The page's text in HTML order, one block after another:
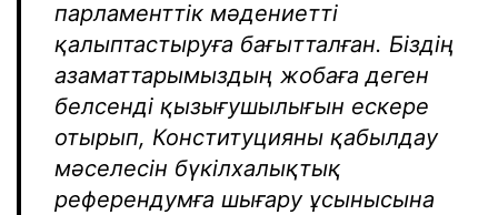
парламенттік мәдениетті
қалыптастыруға бағытталған. Біздің
азаматтарымыздың жобаға деген
белсенді қызығушылығын ескере
отырып, Конституцияны қабылдау
мәселесін бүкілхалықтық
референдумға шығару ұсынысына